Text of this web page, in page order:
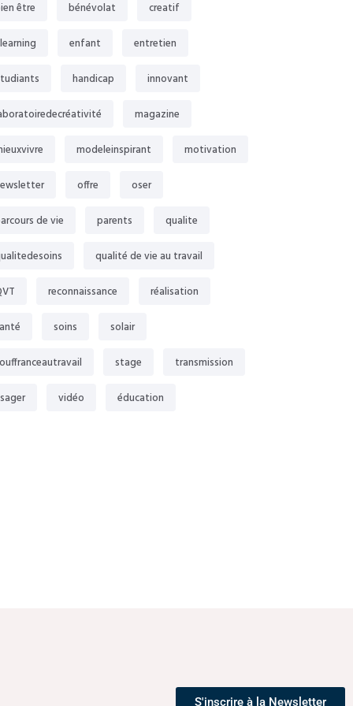
être bénévolat creatif
enfant entretien
handicap innovant
magazine
modeleinspirant motivation
offre oser
de vie parents qualite
qualité de vie au travail
reconnaissance réalisation
soins solair
stage transmission
vidéo éducation
S'inscrire à la Newsletter